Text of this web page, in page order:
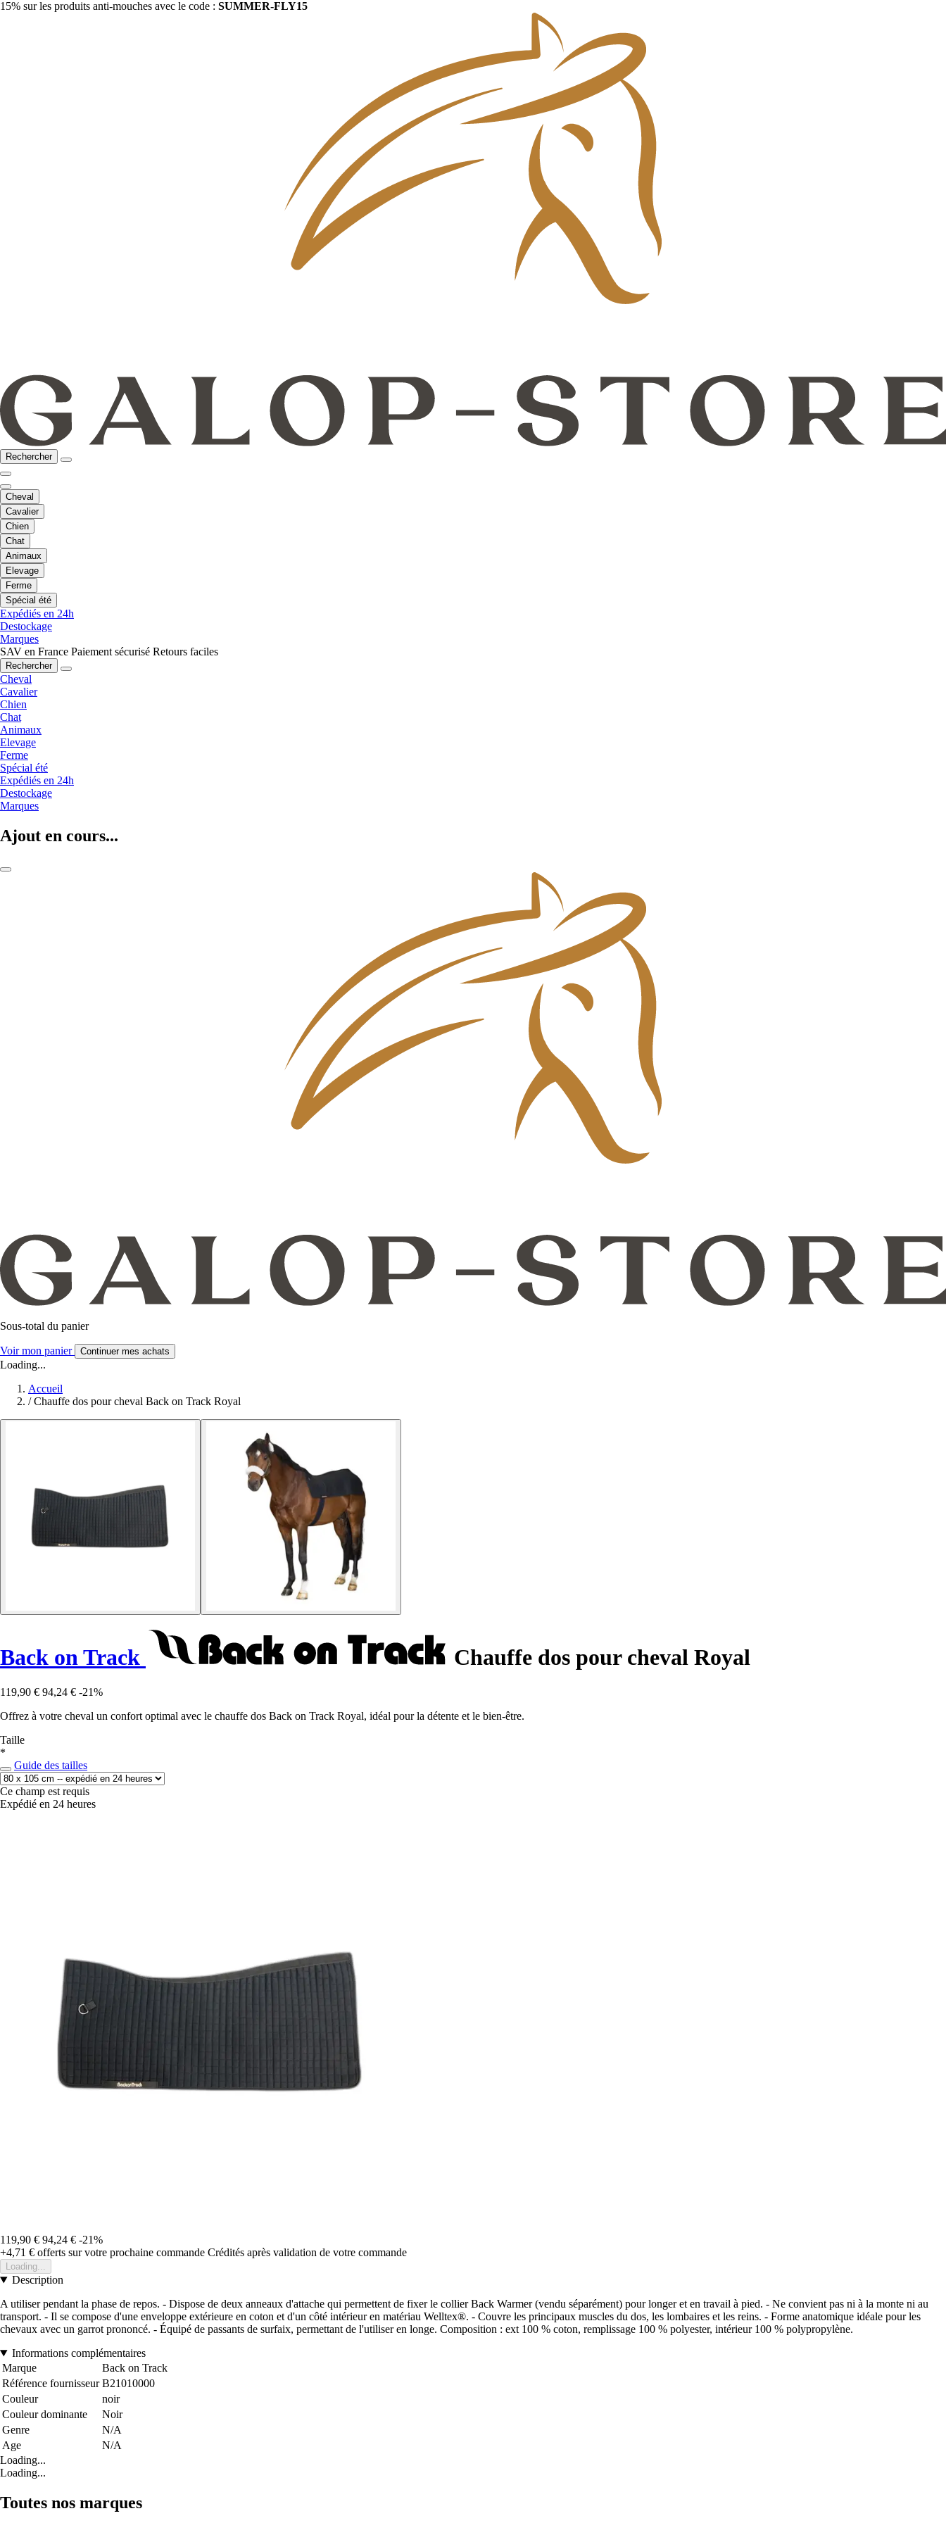
15% sur les produits anti-mouches avec le code : SUMMER-FLY15
Rechercher
Cheval
Cavalier
Chien
Chat
Animaux
Elevage
Ferme
Spécial été
Expédiés en 24h
Destockage
Marques
SAV en France Paiement sécurisé Retours faciles
Rechercher
Cheval
Cavalier
Chien
Chat
Animaux
Elevage
Ferme
Spécial été
Expédiés en 24h
Destockage
Marques
Ajout en cours...
Sous-total du panier
Voir mon panier Continuer mes achats
Loading...
Accueil
/ Chauffe dos pour cheval Back on Track Royal
Back on Track Chauffe dos pour cheval Royal
119,90 € 94,24 € -21%
Offrez à votre cheval un confort optimal avec le chauffe dos Back on Track Royal, idéal pour la détente et le bien-être.
Taille
*
Guide des tailles
Ce champ est requis
Expédié en 24 heures
119,90 € 94,24 € -21%
+4,71 € offerts sur votre prochaine commande Crédités après validation de votre commande
Loading...
Description
A utiliser pendant la phase de repos. - Dispose de deux anneaux d'attache qui permettent de fixer le collier Back Warmer (vendu séparément) pour longer et en travail à pied. - Ne convient pas ni à la monte ni au
transport. - Il se compose d'une enveloppe extérieure en coton et d'un côté intérieur en matériau Welltex®. - Couvre les principaux muscles du dos, les lombaires et les reins. - Forme anatomique idéale pour les
chevaux avec un garrot prononcé. - Équipé de passants de surfaix, permettant de l'utiliser en longe. Composition : ext 100 % coton, remplissage 100 % polyester, intérieur 100 % polypropylène.
Informations complémentaires
Marque
Back on Track
Référence fournisseur B21010000
Couleur
noir
Couleur dominante
Noir
Genre
N/A
Age
N/A
Loading...
Loading...
Toutes nos marques